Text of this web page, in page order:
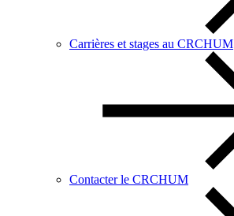
Carrières et stages au CRCHUM
Contacter le CRCHUM